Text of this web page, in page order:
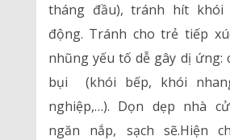
tháng đầu), tránh hít
động. Tránh cho trẻ tiếp
nhũng yếu tố dễ gây dị ứng:
bụi (khói bếp, khói
nghiệp,…). Dọn dẹp nhà
ngăn nắp, sạch sẽ.Hiện